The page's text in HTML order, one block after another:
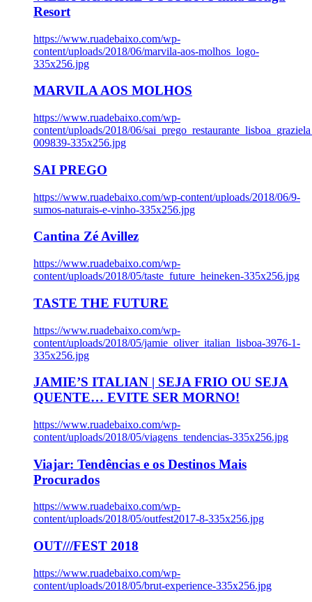
Resort
https://www.ruadebaixo.com/wp-
content/uploads/2018/06/marvila-aos-molhos_logo-
335x256.jpg
MARVILA AOS MOLHOS
https://www.ruadebaixo.com/wp-
content/uploads/2018/06/
009839-335x256.jpg
SAI PREGO
https://www.ruadebaixo.com/wp-content/uploads/2018/06/9-
sumos-naturais-e-vinho-335x256.jpg
Cantina Zé Avillez
https://www.ruadebaixo.com/wp-
content/uploads/2018/05/taste_future_heineken-335x256.jpg
TASTE THE FUTURE
https://www.ruadebaixo.com/wp-
content/uploads/2018/05/jamie_oliver_italian_lisboa-3976-1-
335x256.jpg
JAMIE’S ITALIAN | SEJA FRIO OU SEJA
QUENTE… EVITE SER MORNO!
https://www.ruadebaixo.com/wp-
content/uploads/2018/05/viagens_tendencias-335x256.jpg
Viajar: Tendências e os Destinos Mais
Procurados
https://www.ruadebaixo.com/wp-
content/uploads/2018/05/outfest2017-8-335x256.jpg
OUT///FEST 2018
https://www.ruadebaixo.com/wp-
content/uploads/2018/05/brut-experience-335x256.jpg